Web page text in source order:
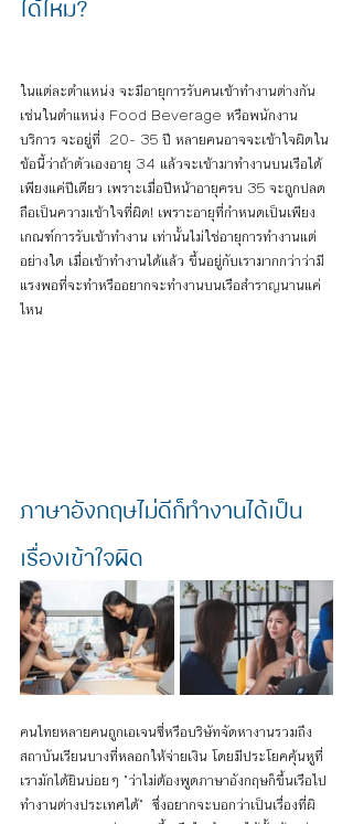
ได้ไหม?
ในแต่ละตำแหน่ง จะมีอายุการรับคนเข้าทำงานต่างกัน
เช่นในตำแหน่ง Food Beverage หรือพนักงาน
บริการ จะอยู่ที่  20- 35 ปี หลายคนอาจจะเข้าใจผิดใน
ข้อนี้ว่าถ้าตัวเองอายุ 34 แล้วจะเข้ามาทำงานบนเรือได้
เพียงแค่ปีเดียว เพราะเมื่อปีหน้าอายุครบ 35 จะถูกปลด
ถือเป็นความเข้าใจที่ผิด! เพราะอายุที่กำหนดเป็นเพียง
เกณฑ์การรับเข้าทำงาน เท่านั้นไม่ใช่อายุการทำงานแต่
อย่างใด เมื่อเข้าทำงานได้แล้ว ขึ้นอยู่กับเรามากกว่าว่ามี
แรงพอที่จะทำหรืออยากจะทำงานบนเรือสำราญนานแค่
ไหน
ภาษาอังกฤษไม่ดีก็ทำงานได้เป็น
เรื่องเข้าใจผิด
คนไทยหลายคนถูกเอเจนซี่หรือบริษัทจัดหางานรวมถึง
สถาบันเรียนบางที่หลอกให้จ่ายเงิน โดยมีประโยคคุ้นหูที่
เรามักได้ยินบ่อยๆ "ว่าไม่ต้องพูดภาษาอังกฤษก็ขึ้นเรือไป
ทำงานต่างประเทศได้"
  ซึ่งอยากจะบอกว่าเป็นเรื่องที่ผิ